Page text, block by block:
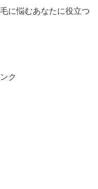
に悩むあなたに役立つ
ク